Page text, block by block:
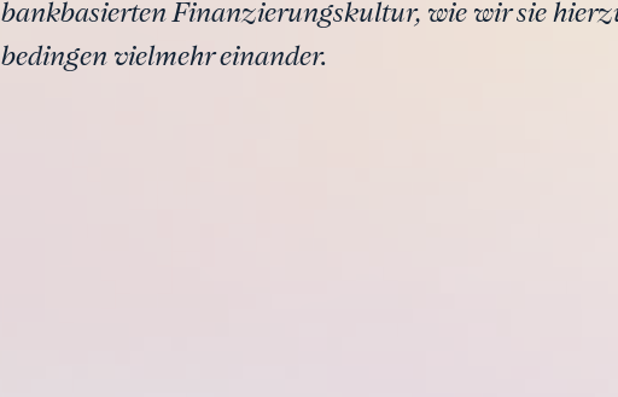
bankbasierten Finanzierungskultur, wie wir sie
bedingen vielmehr einander.